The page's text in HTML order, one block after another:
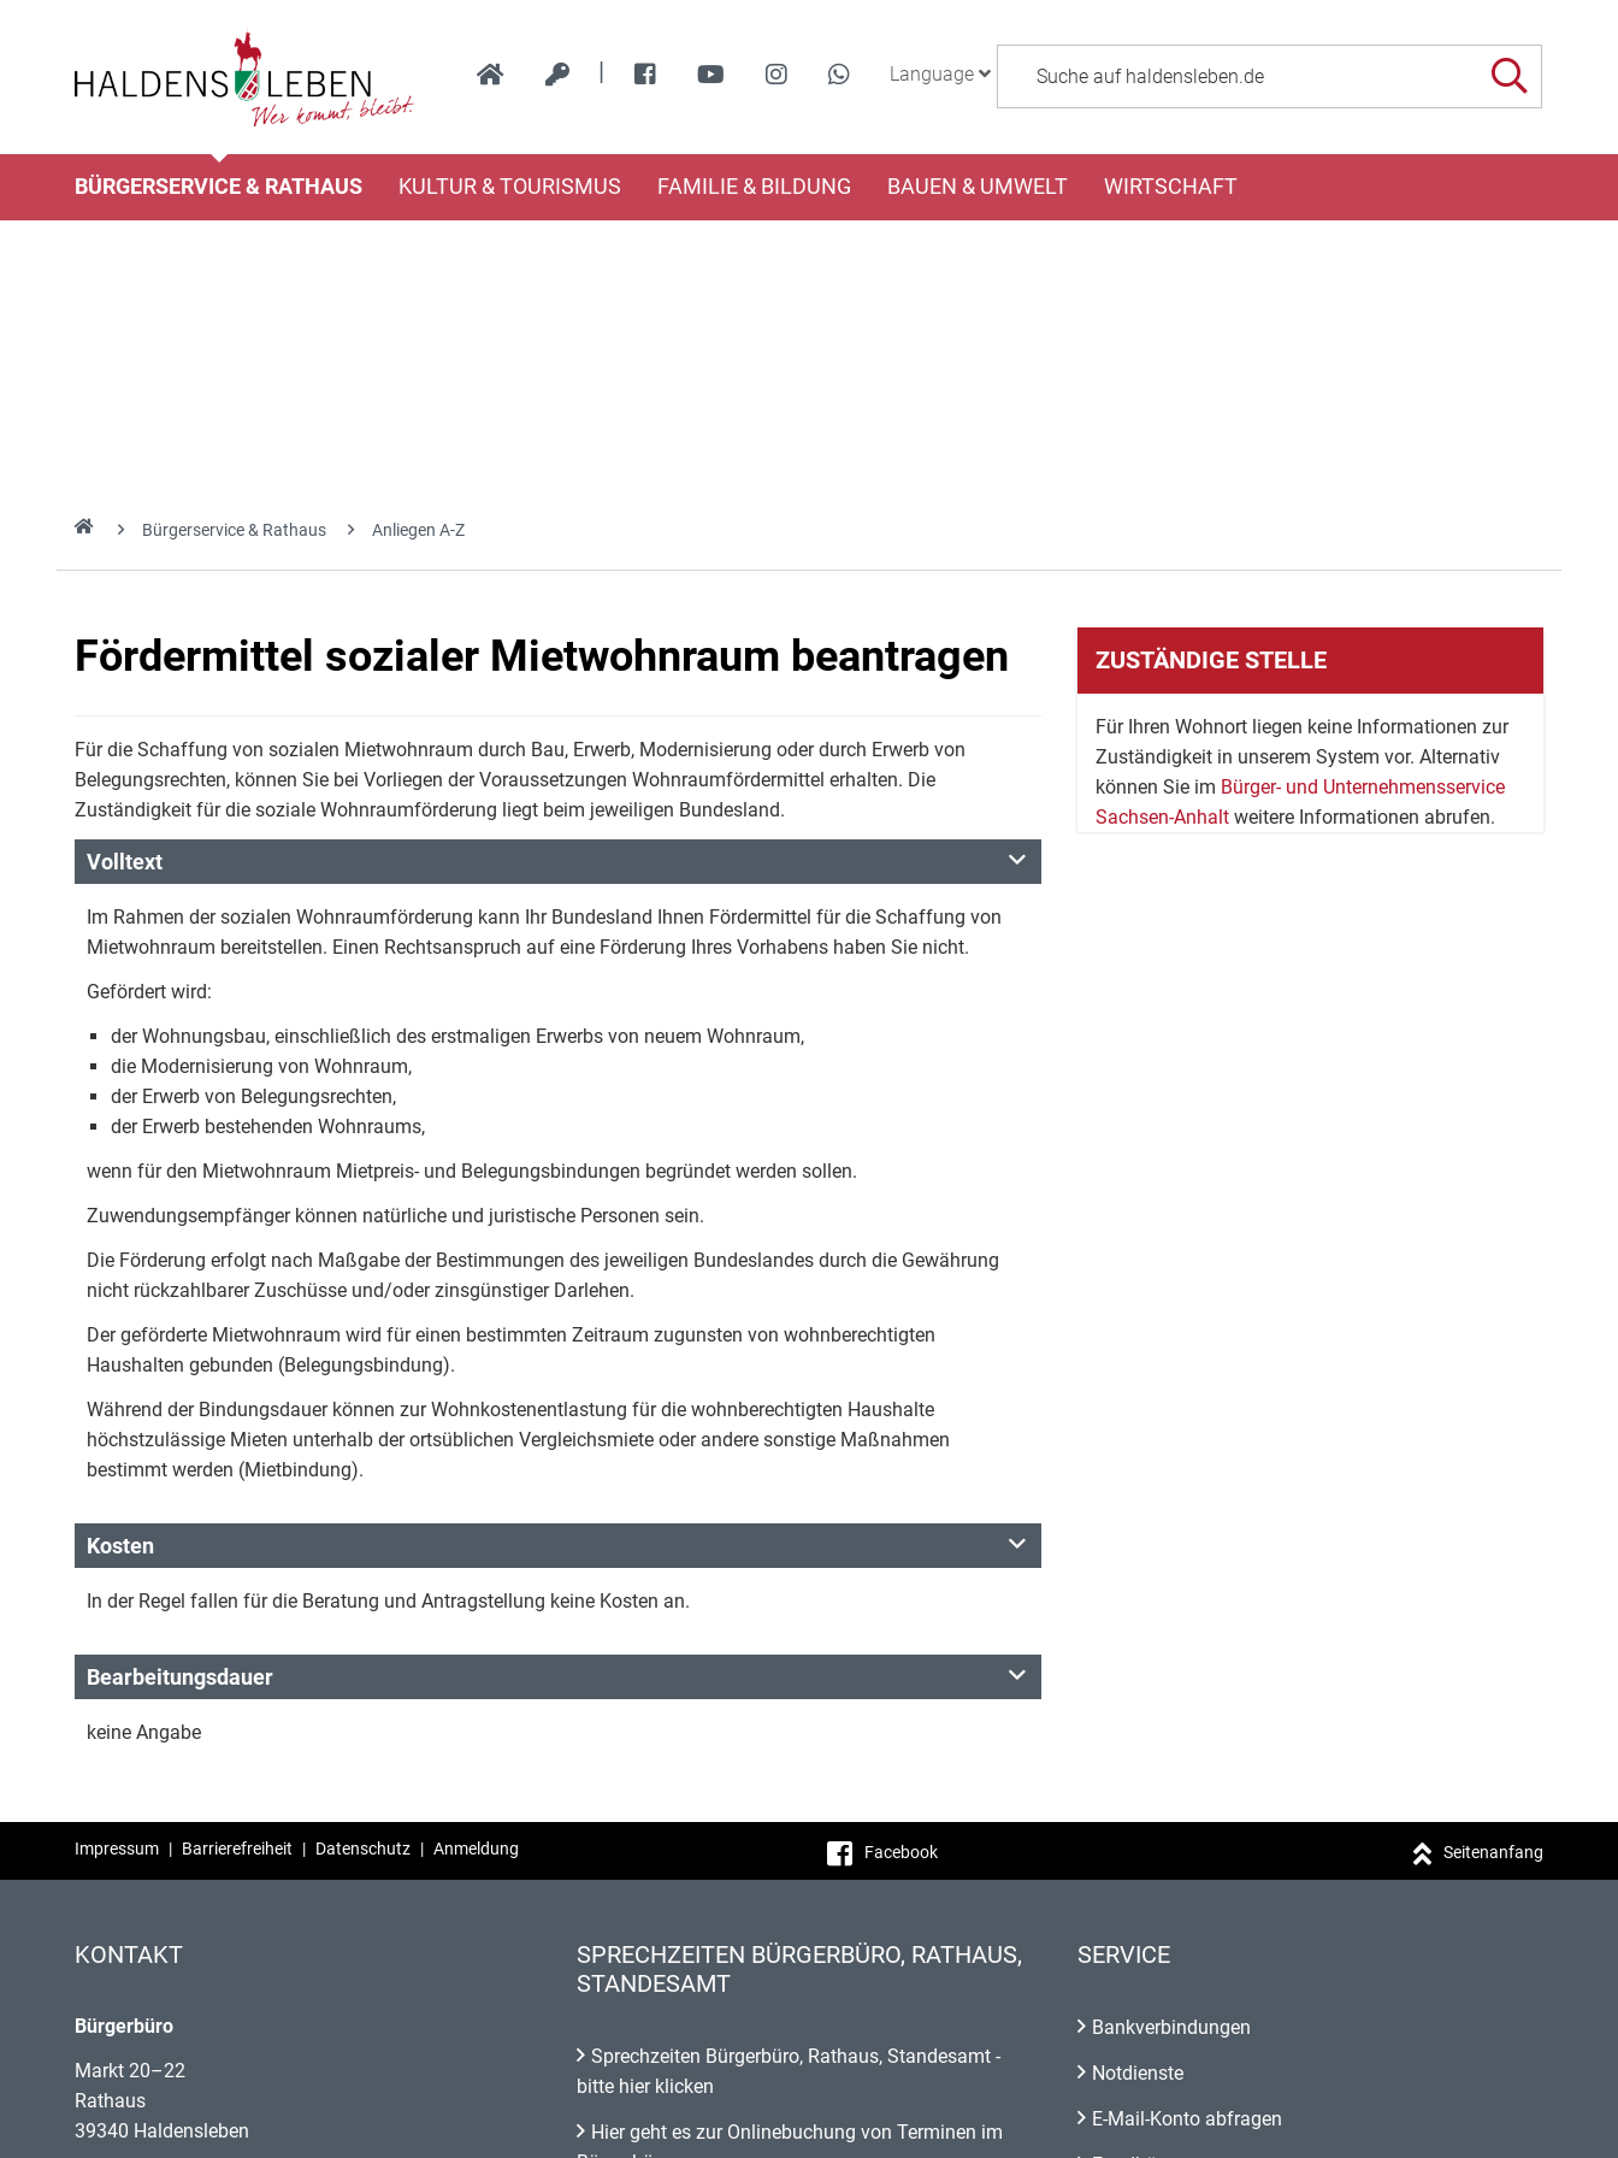
| Language
BÜRGERSERVICE & RATHAUS KULTUR & TOURISMUS FAMILIE & BILDUNG BAUEN & UMWELT WIRTSCHAFT
Bürgerservice & Rathaus Anliegen A-Z
Fördermittel sozialer Mietwohnraum beantragen
Für die Schaffung von sozialen Mietwohnraum durch Bau, Erwerb, Modernisierung oder durch Erwerb von
Belegungsrechten, können Sie bei Vorliegen der Voraussetzungen Wohnraumfördermittel erhalten. Die
Zuständigkeit für die soziale Wohnraumförderung liegt beim jeweiligen Bundesland.
Volltext
Im Rahmen der sozialen Wohnraumförderung kann Ihr Bundesland Ihnen Fördermittel für die Schaffung von
Mietwohnraum bereitstellen. Einen Rechtsanspruch auf eine Förderung Ihres Vorhabens haben Sie nicht.
Gefördert wird:
der Wohnungsbau, einschließlich des erstmaligen Erwerbs von neuem Wohnraum,
die Modernisierung von Wohnraum,
der Erwerb von Belegungsrechten,
der Erwerb bestehenden Wohnraums,
wenn für den Mietwohnraum Mietpreis- und Belegungsbindungen begründet werden sollen.
Zuwendungsempfänger können natürliche und juristische Personen sein.
Die Förderung erfolgt nach Maßgabe der Bestimmungen des jeweiligen Bundeslandes durch die Gewährung
nicht rückzahlbarer Zuschüsse und/oder zinsgünstiger Darlehen.
Der geförderte Mietwohnraum wird für einen bestimmten Zeitraum zugunsten von wohnberechtigten
Haushalten gebunden (Belegungsbindung).
Während der Bindungsdauer können zur Wohnkostenentlastung für die wohnberechtigten Haushalte
höchstzulässige Mieten unterhalb der ortsüblichen Vergleichsmiete oder andere sonstige Maßnahmen
bestimmt werden (Mietbindung).
Kosten
In der Regel fallen für die Beratung und Antragstellung keine Kosten an.
Bearbeitungsdauer
keine Angabe
ZUSTÄNDIGE STELLE
Für Ihren Wohnort liegen keine Informationen zur
Zuständigkeit in unserem System vor. Alternativ
können Sie im Bürger- und Unternehmensservice
Sachsen-Anhalt weitere Informationen abrufen.
Impressum | Barrierefreiheit | Datenschutz | Anmeldung Facebook Seitenanfang
KONTAKT
Bürgerbüro
Markt 20–22
Rathaus
39340 Haldensleben
SPRECHZEITEN BÜRGERBÜRO, RATHAUS,
STANDESAMT
Sprechzeiten Bürgerbüro, Rathaus, Standesamt -
bitte hier klicken
Hier geht es zur Onlinebuchung von Terminen im
SERVICE
Bankverbindungen
Notdienste
E-Mail-Konto abfragen